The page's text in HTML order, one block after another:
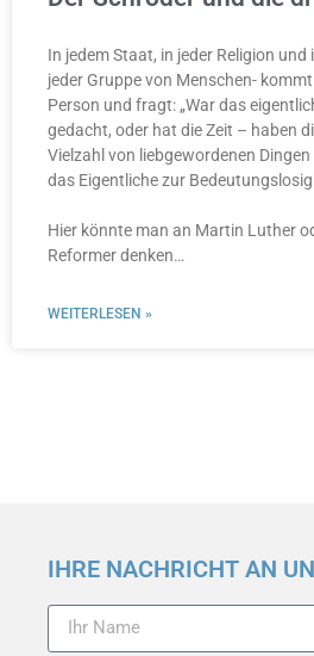
In jedem Staat, in jeder Religion und
jeder Gruppe von Menschen-
Person und fragt: „War das
gedacht, oder hat die Zeit – haben
Vielzahl von liebgewordenen
das Eigentliche zur
Hier könnte man an Martin Luther
Reformer denken…
WEITERLESEN »
IHRE NACHRICHT AN